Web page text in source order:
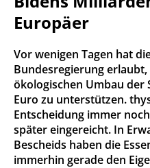
Europäer
Vor wenigen Tagen hat
Bundesregierung
ökologischen Umbau
Euro zu unterstützen.
Entscheidung immer
später eingereicht. In
Bescheids haben die
immerhin gerade den